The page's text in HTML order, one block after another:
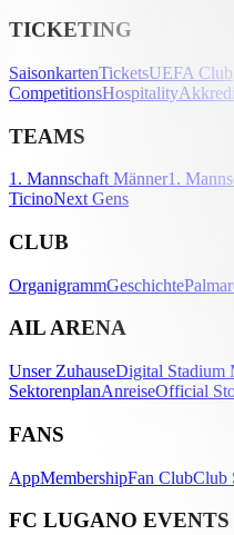
TICKETING
SaisonkartenTicketsUEFA Club
CompetitionsHospitality
TEAMS
1. Mannschaft Männer1.
TicinoNext Gens
CLUB
OrganigrammGeschichte
AIL ARENA
Unser ZuhauseDigital Stadium
SektorenplanAnreiseOfficial
FANS
AppMembershipFan ClubClub
FC LUGANO EVENTS